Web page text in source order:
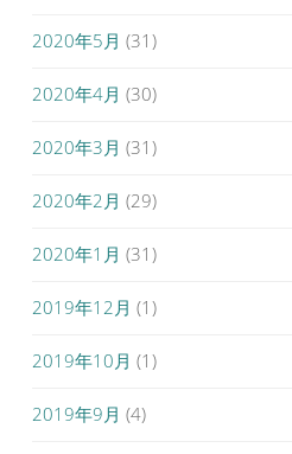
2020年5月 (31)
2020年4月 (30)
2020年3月 (31)
2020年2月 (29)
2020年1月 (31)
2019年12月 (1)
2019年10月 (1)
2019年9月 (4)